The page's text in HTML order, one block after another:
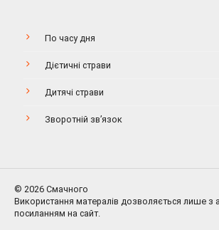
По часу дня
Дієтичні страви
Дитячі страви
Зворотній зв’язок
© 2026 Смачного
Використання матералів дозволяється лише з
посиланням на сайт.